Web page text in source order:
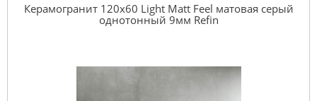
Керамогранит 120x60 Light Matt Feel матовая серый
однотонный 9мм Refin